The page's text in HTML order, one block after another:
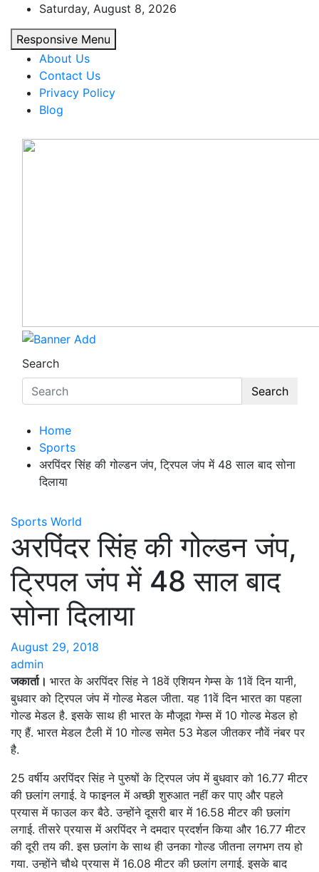
content
Saturday, August 8, 2026
Responsive Menu
About Us
Contact Us
Privacy Policy
Blog
Search
Search
Home
Sports
अरपिंदर सिंह की गोल्डन जंप, ट्रिपल जंप में 48 साल बाद सोना
दिलाया
Sports World
अरपिंदर सिंह की गोल्डन जंप,
ट्रिपल जंप में 48 साल बाद
सोना दिलाया
August 29, 2018
admin
जकार्ता। भारत के अरपिंदर सिंह ने 18वें एशियन गेम्स के 11वें दिन यानी,
बुधवार को ट्रिपल जंप में गोल्ड मेडल जीता. यह 11वें दिन भारत का पहला
गोल्ड मेडल है. इसके साथ ही भारत के मौजूदा गेम्स में 10 गोल्ड मेडल हो
गए हैं. भारत मेडल टैली में 10 गोल्ड समेत 53 मेडल जीतकर नौवें नंबर पर
है.
25 वर्षीय अरपिंदर सिंह ने पुरुषों के ट्रिपल जंप में बुधवार को 16.77 मीटर
की छलांग लगाई. वे फाइनल में अच्छी शुरुआत नहीं कर पाए और पहले
प्रयास में फाउल कर बैठे. उन्होंने दूसरी बार में 16.58 मीटर की छलांग
लगाई. तीसरे प्रयास में अरपिंदर ने दमदार प्रदर्शन किया और 16.77 मीटर
की दूरी तय की. इस छलांग के साथ ही उनका गोल्ड जीतना लगभग तय हो
गया. उन्होंने चौथे प्रयास में 16.08 मीटर की छलांग लगाई. इसके बाद